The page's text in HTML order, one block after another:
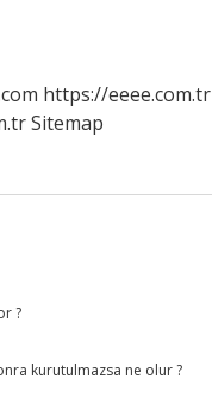
Oluşurhttps://eeee.com.tr
Sitemap
?
kurutulmazsa ne olur ?